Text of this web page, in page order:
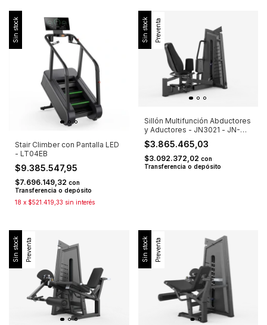
Sin stock
Stair Climber con Pantalla LED
- LT04EB
$9.385.547,95
$7.696.149,32 con
Transferencia o depósito
18 x $521.419,33 sin interés
Sin stock Preventa
Sillón Multifunción Abductores
y Aductores - JN3021 - JN-
Line
$3.865.465,03
$3.092.372,02 con
Transferencia o depósito
Sin stock Preventa Sin stock Preventa